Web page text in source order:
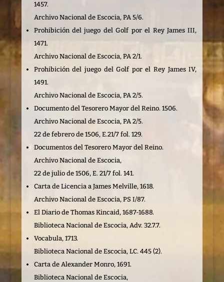
1457.
Archivo Nacional de Escocia, PA 5/6.
Prohibición del juego del Golf por el Rey James III,
1471.
Archivo Nacional de Escocia, PA 2/1.
Prohibición del juego del Golf por el Rey James IV,
1491.
Archivo Nacional de Escocia, PA 2/5.
Documento del Tesorero Mayor del Reino. 1506.
Archivo Nacional de Escocia, PA 2/5.
22 de febrero de 1506, E.21/7 fol. 129.
Documentos del Tesorero Mayor del Reino.
Archivo Nacional de Escocia,
22 de julio de 1506, E. 21/7 fol. 141.
Carta de Licencia a James Melville, 1618.
Archivo Nacional de Escocia, PS I/87.
El Diario de Thomas Kincaid, 1687-1688.
Biblioteca Nacional de Escocia, Adv. 32.7.7.
Vocabula, 1713.
Biblioteca Nacional de Escocia, LC. 445 (2).
Carta de Alexander Monro, 1691.
Biblioteca Nacional de Escocia,